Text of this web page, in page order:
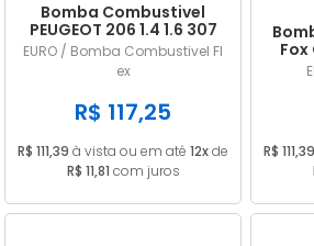
Bomba Combustivel
PEUGEOT 206 1.4 1.6 307
1.6 2.0 Flex
EURO / Bomba Combustivel Fl
ex
R$ 117,25
R$ 111,39 à vista ou em até 12xde
R$ 11,81 com juros
Fox
R$ 111,39